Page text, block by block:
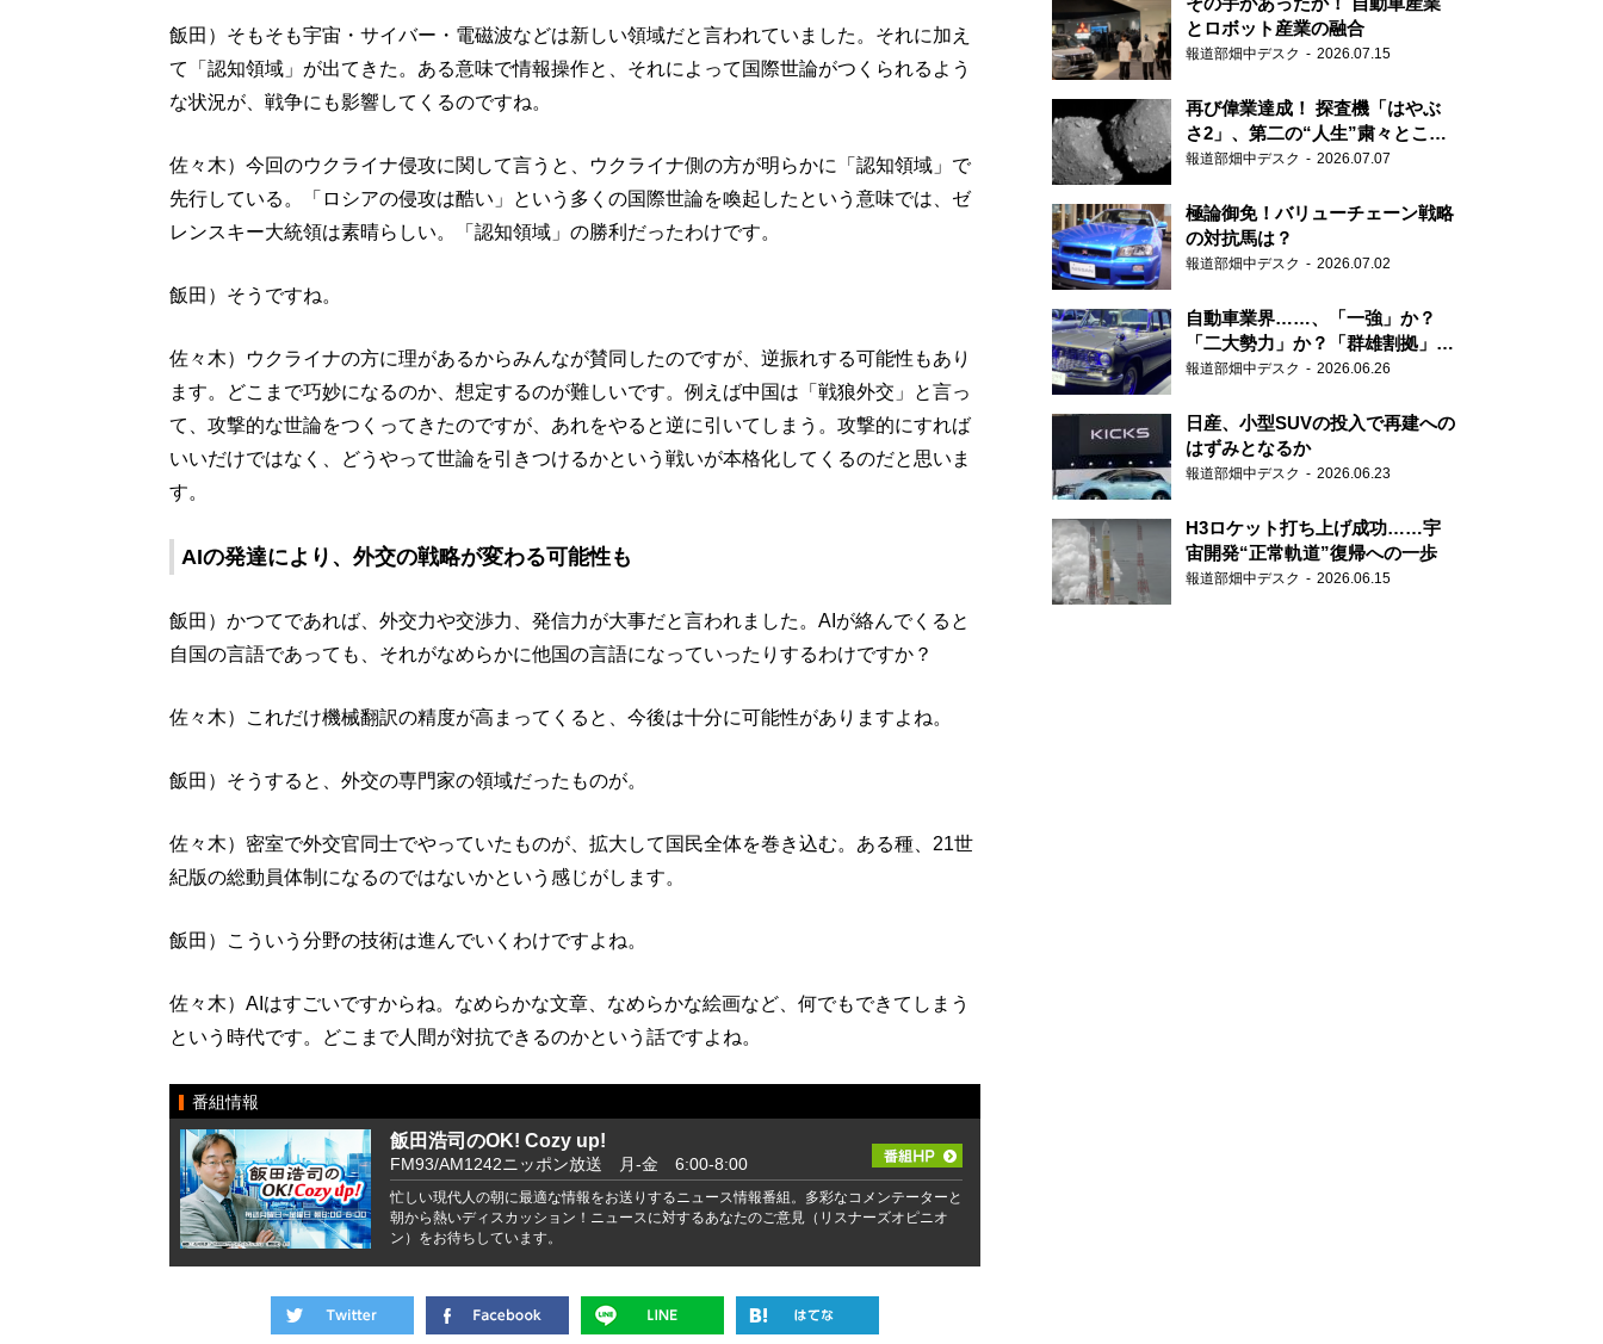
飯田）そもそも宇宙・サイバー・電磁波などは新しい領域だと言われていました。それに加え
て「認知領域」が出てきた。ある意味で情報操作と、それによって国際世論がつくられるよう
な状況が、戦争にも影響してくるのですね。
佐々木）今回のウクライナ侵攻に関して言うと、ウクライナ側の方が明らかに「認知領域」で
先行している。「ロシアの侵攻は酷い」という多くの国際世論を喚起したという意味では、ゼ
レンスキー大統領は素晴らしい。「認知領域」の勝利だったわけです。
飯田）そうですね。
佐々木）ウクライナの方に理があるからみんなが賛同したのですが、逆振れする可能性もあり
ます。どこまで巧妙になるのか、想定するのが難しいです。例えば中国は「戦狼外交」と言っ
て、攻撃的な世論をつくってきたのですが、あれをやると逆に引いてしまう。攻撃的にすれば
いいだけではなく、どうやって世論を引きつけるかという戦いが本格化してくるのだと思いま
す。
AIの発達により、外交の戦略が変わる可能性も
飯田）かつてであれば、外交力や交渉力、発信力が大事だと言われました。AIが絡んでくると
自国の言語であっても、それがなめらかに他国の言語になっていったりするわけですか？
佐々木）これだけ機械翻訳の精度が高まってくると、今後は十分に可能性がありますよね。
飯田）そうすると、外交の専門家の領域だったものが。
佐々木）密室で外交官同士でやっていたものが、拡大して国民全体を巻き込む。ある種、21世
紀版の総動員体制になるのではないかという感じがします。
飯田）こういう分野の技術は進んでいくわけですよね。
佐々木）AIはすごいですからね。なめらかな文章、なめらかな絵画など、何でもできてしまう
という時代です。どこまで人間が対抗できるのかという話ですよね。
番組情報
飯田浩司のOK! Cozy up!
FM93/AM1242ニッポン放送 月-金 6:00-8:00
忙しい現代人の朝に最適な情報をお送りするニュース情報番組。多彩なコメンテーターと
朝から熱いディスカッション！ニュースに対するあなたのご意見（リスナーズオピニオ
ン）をお待ちしています。
とロボット産業の融合
報道部畑中デスク 2026.07.15
再び偉業達成！ 探査機「はやぶ
さ2」、第二の“人生”粛々とこな
す
報道部畑中デスク 2026.07.07
極論御免！バリューチェーン戦略
の対抗馬は？
報道部畑中デスク 2026.07.02
自動車業界……、「一強」か？
「二大勢力」か？「群雄割拠」
か？
報道部畑中デスク 2026.06.26
日産、小型SUVの投入で再建への
はずみとなるか
報道部畑中デスク 2026.06.23
H3ロケット打ち上げ成功……宇
宙開発“正常軌道”復帰への一歩
報道部畑中デスク 2026.06.15